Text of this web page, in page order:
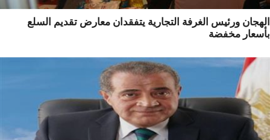
ورئيس الغرفة التجارية يتفقدان معارض تقديم السلع
مخفضة